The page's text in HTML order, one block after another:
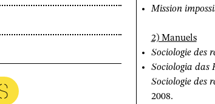
Mission
2) Manuels
Sociologie des
Sociologia das
Sociologie des
2008.